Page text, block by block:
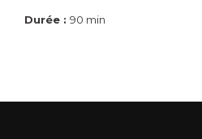
Durée : 90 min